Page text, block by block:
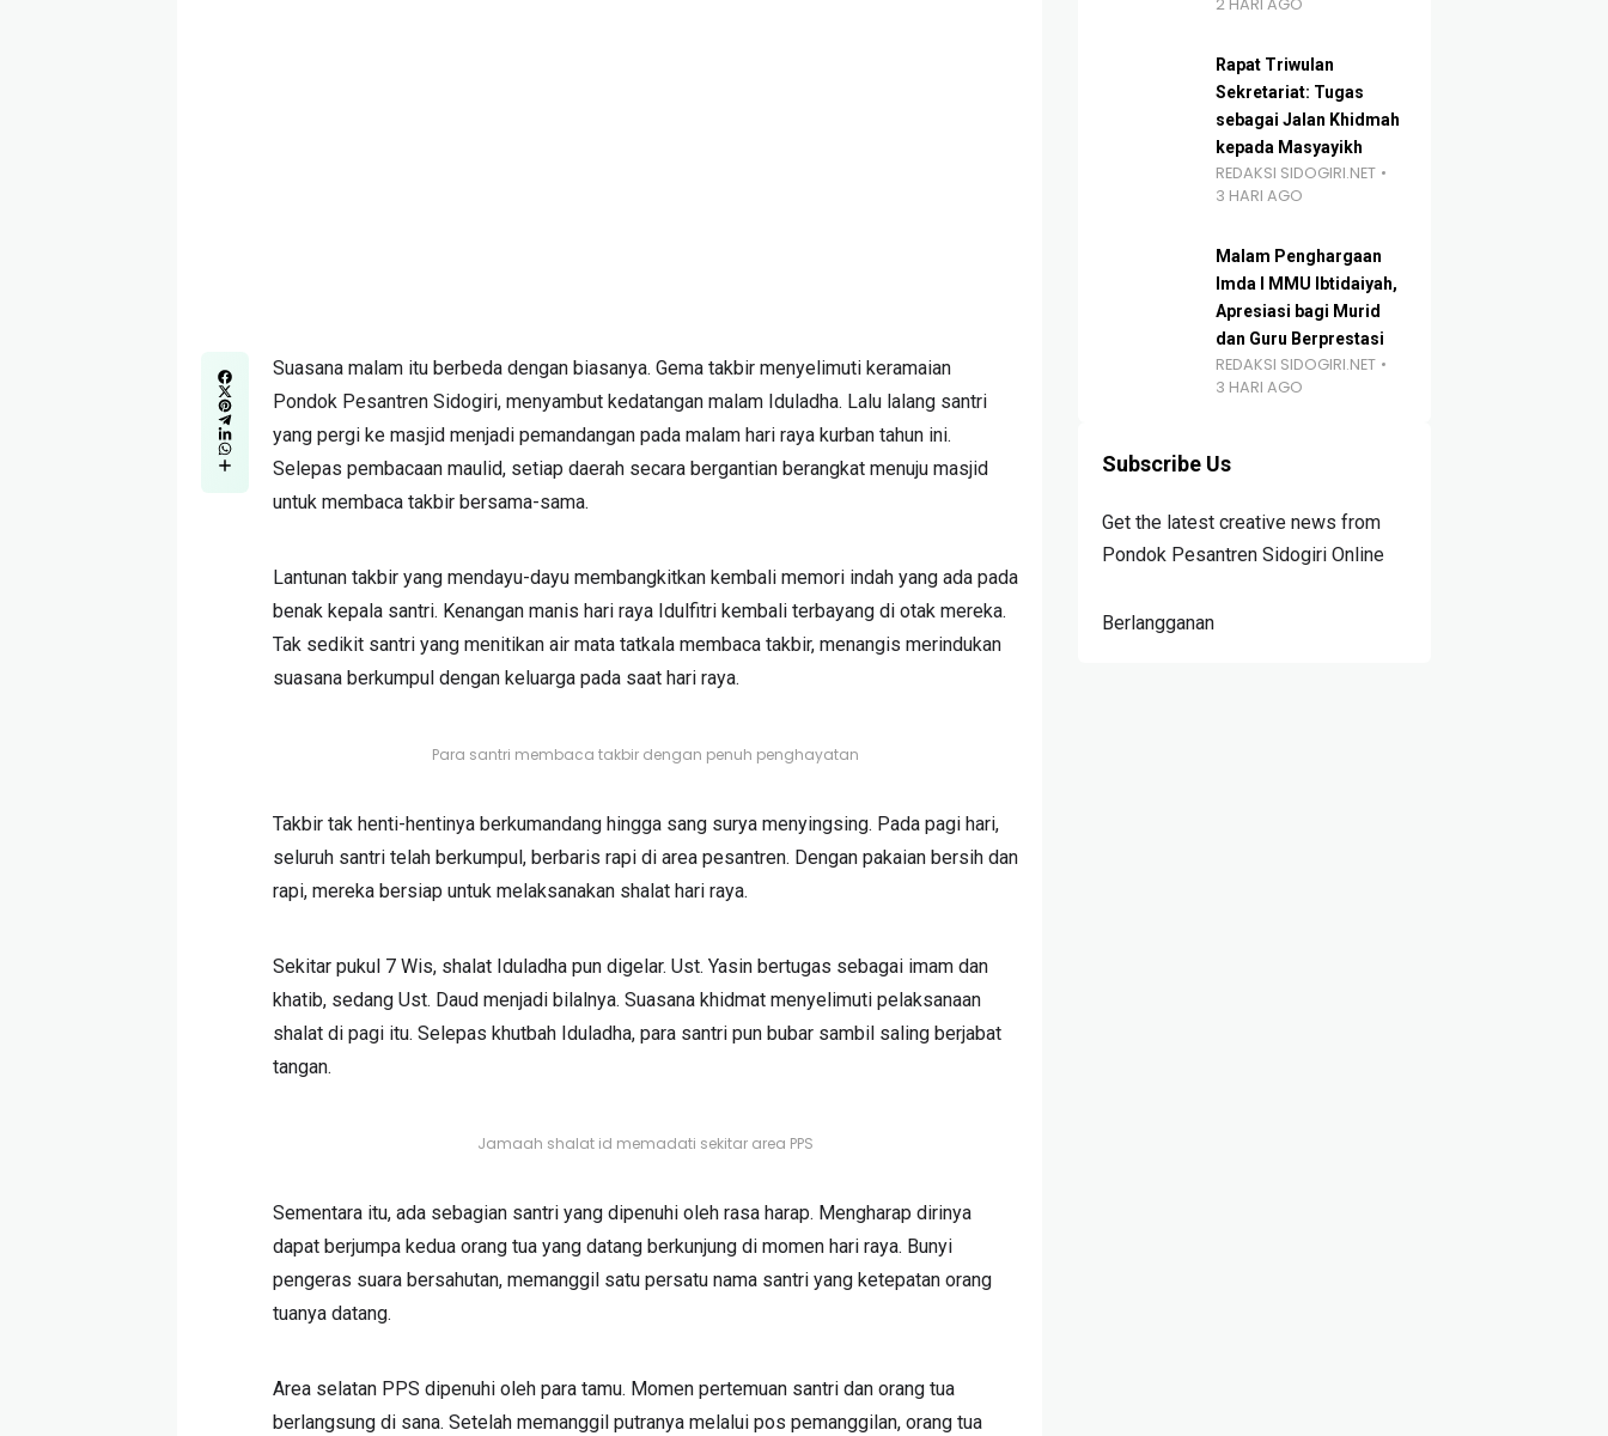
Suasana malam itu berbeda dengan biasanya. Gema takbir menyelimuti keramaian
Pondok Pesantren Sidogiri, menyambut kedatangan malam Iduladha. Lalu lalang santri
yang pergi ke masjid menjadi pemandangan pada malam hari raya kurban tahun ini.
Selepas pembacaan maulid, setiap daerah secara bergantian berangkat menuju masjid
untuk membaca takbir bersama-sama.
Lantunan takbir yang mendayu-dayu membangkitkan kembali memori indah yang ada pada
benak kepala santri. Kenangan manis hari raya Idulfitri kembali terbayang di otak mereka.
Tak sedikit santri yang menitikan air mata tatkala membaca takbir, menangis merindukan
suasana berkumpul dengan keluarga pada saat hari raya.
Para santri membaca takbir dengan penuh penghayatan
Takbir tak henti-hentinya berkumandang hingga sang surya menyingsing. Pada pagi hari,
seluruh santri telah berkumpul, berbaris rapi di area pesantren. Dengan pakaian bersih dan
rapi, mereka bersiap untuk melaksanakan shalat hari raya.
Sekitar pukul 7 Wis, shalat Iduladha pun digelar. Ust. Yasin bertugas sebagai imam dan
khatib, sedang Ust. Daud menjadi bilalnya. Suasana khidmat menyelimuti pelaksanaan
shalat di pagi itu. Selepas khutbah Iduladha, para santri pun bubar sambil saling berjabat
tangan.
Jamaah shalat id memadati sekitar area PPS
Sementara itu, ada sebagian santri yang dipenuhi oleh rasa harap. Mengharap dirinya
dapat berjumpa kedua orang tua yang datang berkunjung di momen hari raya. Bunyi
pengeras suara bersahutan, memanggil satu persatu nama santri yang ketepatan orang
tuanya datang.
Area selatan PPS dipenuhi oleh para tamu. Momen pertemuan santri dan orang tua
berlangsung di sana. Setelah memanggil putranya melalui pos pemanggilan, orang tua
2 HARI AGO
Rapat Triwulan
Sekretariat: Tugas
sebagai Jalan Khidmah
kepada Masyayikh
REDAKSI SIDOGIRI.NET
3 HARI AGO
Malam Penghargaan
Imda I MMU Ibtidaiyah,
Apresiasi bagi Murid
dan Guru Berprestasi
REDAKSI SIDOGIRI.NET
3 HARI AGO
Subscribe Us
Get the latest creative news from
Pondok Pesantren Sidogiri Online
Berlangganan